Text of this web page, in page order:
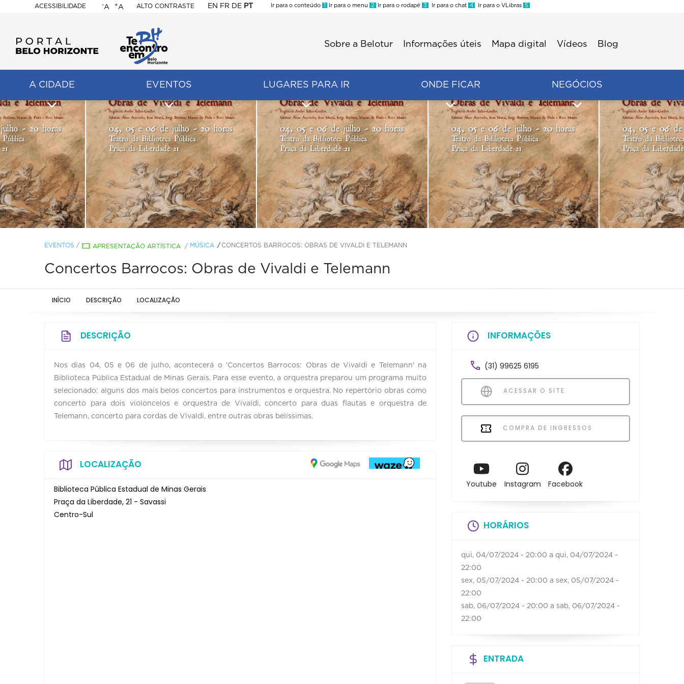
ACESSIBILIDADE
BELO
HORIZONTE
-A +A ALTO CONTRASTE EN FR DE PT
Ir para o conteúdo 1 Ir para o menu 2 Ir para o rodapé 3 Ir para o chat 4 Ir para o VLibras 5
Sobre a Belotur Informações úteis Mapa digital Vídeos Blog
A CIDADE EVENTOS LUGARES PARA IR ONDE FICAR NEGÓCIOS
EVENTOS / APRESENTAÇÃO ARTÍSTICA / MÚSICA CONCERTOS BARROCOS: OBRAS DE VIVALDI E TELEMANN
Concertos Barrocos: Obras de Vivaldi e Telemann
INÍCIO DESCRIÇÃO LOCALIZAÇÃO
DESCRIÇÃO
Nos dias 04, 05 e 06 de julho, acontecerá o 'Concertos Barrocos: Obras de Vivaldi e Telemann' na
Biblioteca Pública Estadual de Minas Gerais. Para esse evento, a orquestra preparou um programa muito
selecionado: alguns dos mais belos concertos para instrumentos e orquestra. No repertório obras como
concerto para dois violoncelos e orquestra de Vivaldi, concerto para duas flautas e orquestra de
Telemann, concerto para cordas de Vivaldi, entre outras obras belíssimas.
LOCALIZAÇÃO
Biblioteca Pública Estadual de Minas Gerais
Praça da Liberdade, 21 - Savassi
Centro-Sul
INFORMAÇÕES
(31) 99625 6195
ACESSAR O SITE
COMPRA DE INGRESSOS
Youtube Instagram Facebook
HORÁRIOS
qui, 04/07/2024 - 20:00 a qui, 04/07/2024 -
22:00
sex, 05/07/2024 - 20:00 a sex, 05/07/2024 -
22:00
sab, 06/07/2024 - 20:00 a sab, 06/07/2024 -
22:00
ENTRADA